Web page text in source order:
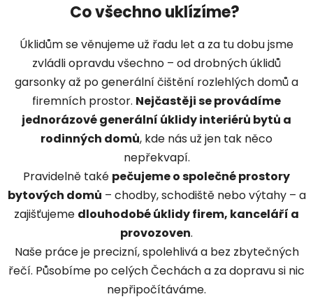
Co všechno uklízíme?
Úklidům se věnujeme už řadu let a za tu dobu jsme
zvládli opravdu všechno – od drobných úklidů
garsonky až po generální čištění rozlehlých domů a
firemních prostor. Nejčastěji se provádíme
jednorázové generální úklidy interiérů bytů a
rodinných domů, kde nás už jen tak něco
nepřekvapí.
Pravidelně také pečujeme o společné prostory
bytových domů – chodby, schodiště nebo výtahy – a
zajišťujeme dlouhodobé úklidy firem, kanceláří a
provozoven.
Naše práce je precizní, spolehlivá a bez zbytečných
řečí. Působíme po celých Čechách a za dopravu si nic
nepřipočítáváme.